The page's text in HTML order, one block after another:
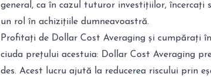
general, ca în cazul tuturor investițiilor, încercați
un rol în achizițiile dumneavoastră.
Profitați de Dollar Cost Averaging și cumpărați
ciuda prețului acestuia: Dollar Cost Averaging
des. Acest lucru ajută la reducerea riscului prin